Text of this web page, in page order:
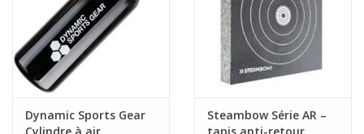
Dynamic Sports Gear
Steambow Série AR –